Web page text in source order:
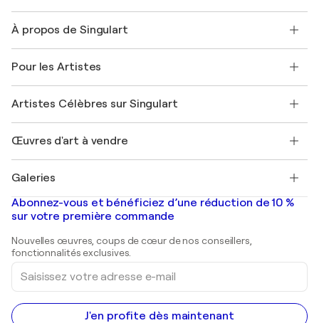
Expédition
Offrir une carte cadeau
Rejoignez notre programme commercial
Mon compte
+33 1 76 44 06 42
À propos de Singulart
FAQ
Magazine Singulart
Emplois
Découvrez une sélection d'art original
Pour les Artistes
Se connecter en tant qu'Artiste
Artistes Célèbres sur Singulart
Marc Chagall
Banksy
Mr. Brainwash
Shepard Fairey
Œuvres d'art à vendre
Tableaux abstraits à vendre
Peintures de paysage
Estampes
Peintures acryliques
Galeries
Galeries d'art en France
Galeries d'art en Belgique
Abonnez-vous et bénéficiez d’une réduction de 10 %
sur votre première commande
Nouvelles œuvres, coups de cœur de nos conseillers,
fonctionnalités exclusives.
Saisissez
votre
adresse
e-
mail
J'en profite dès maintenant